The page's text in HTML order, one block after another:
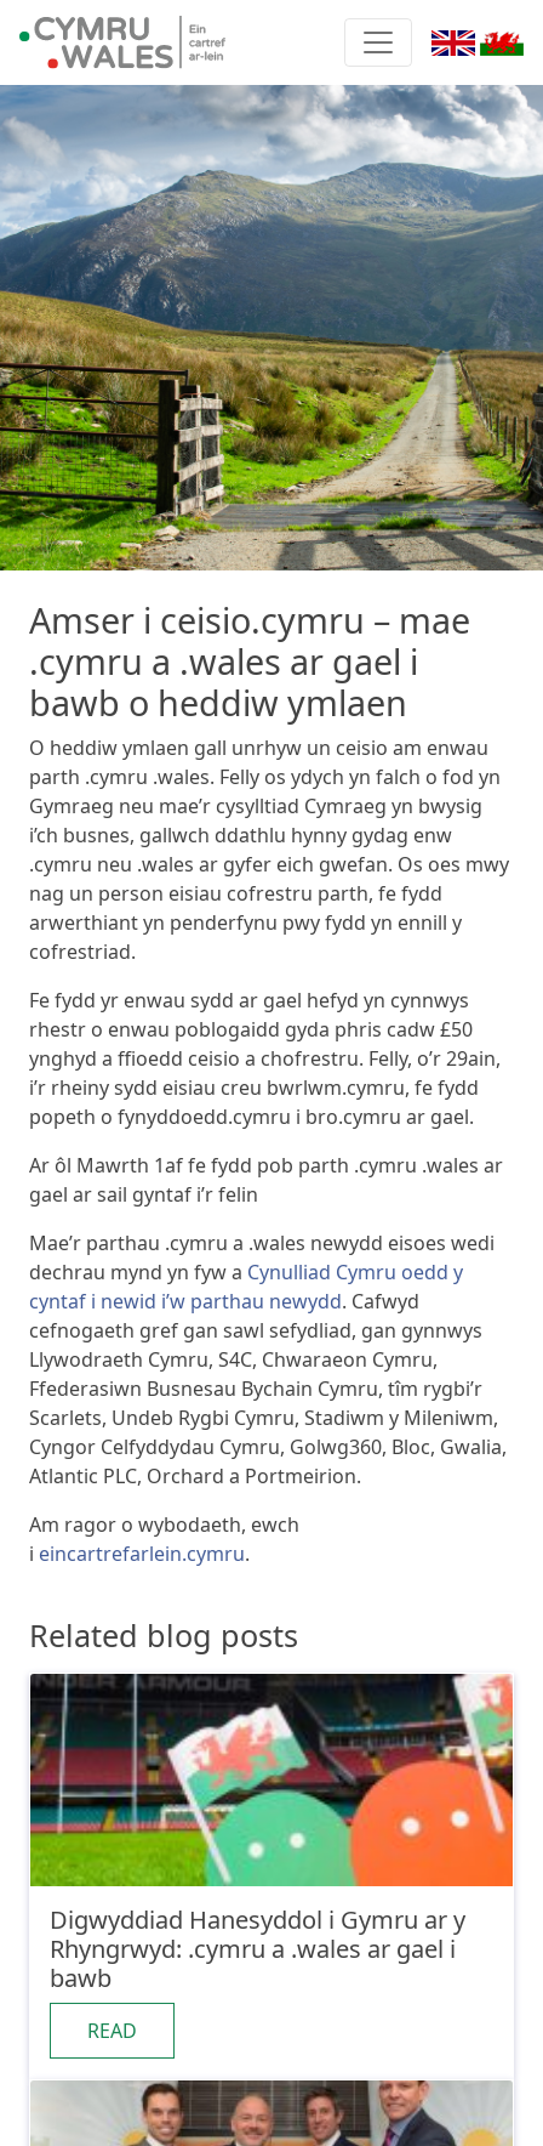
Amser i ceisio.cymru – mae
.cymru a .wales ar gael i
bawb o heddiw ymlaen
O heddiw ymlaen gall unrhyw un ceisio am enwau
parth .cymru .wales. Felly os ydych yn falch o fod yn
Gymraeg neu mae’r cysylltiad Cymraeg yn bwysig
i’ch busnes, gallwch ddathlu hynny gydag enw
.cymru neu .wales ar gyfer eich gwefan. Os oes mwy
nag un person eisiau cofrestru parth, fe fydd
arwerthiant yn penderfynu pwy fydd yn ennill y
cofrestriad.
Fe fydd yr enwau sydd ar gael hefyd yn cynnwys
rhestr o enwau poblogaidd gyda phris cadw £50
ynghyd a ffioedd ceisio a chofrestru. Felly, o’r 29ain,
i’r rheiny sydd eisiau creu bwrlwm.cymru, fe fydd
popeth o fynyddoedd.cymru i bro.cymru ar gael.
Ar ôl Mawrth 1af fe fydd pob parth .cymru .wales ar
gael ar sail gyntaf i’r felin
Mae’r parthau .cymru a .wales newydd eisoes wedi
dechrau mynd yn fyw a Cynulliad Cymru oedd y
cyntaf i newid i’w parthau newydd. Cafwyd
cefnogaeth gref gan sawl sefydliad, gan gynnwys
Llywodraeth Cymru, S4C, Chwaraeon Cymru,
Ffederasiwn Busnesau Bychain Cymru, tîm rygbi’r
Scarlets, Undeb Rygbi Cymru, Stadiwm y Mileniwm,
Cyngor Celfyddydau Cymru, Golwg360, Bloc, Gwalia,
Atlantic PLC, Orchard a Portmeirion.
Am ragor o wybodaeth, ewch
i eincartrefarlein.cymru.
Related blog posts
Digwyddiad Hanesyddol i Gymru ar y
Rhyngrwyd: .cymru a .wales ar gael i
bawb
READ